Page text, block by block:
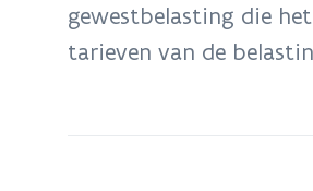
Tarieven
gewestbelasting die
tarieven van de